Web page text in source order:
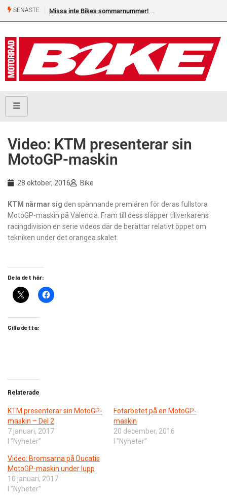
SENASTE Missa inte Bikes sommarnummer!
Video: KTM presenterar sin
MotoGP-maskin
28 oktober, 2016 Bike
KTM närmar sig den spännande premiären för deras fullstora
MotoGP-maskin på Valencia. Fram till dess släpper tillverkarens
racingdivision en serie videos där de berättar relativt öppet om
tekniken under det orangea skalet.
Dela det här:
Gilla detta:
Relaterade
KTM presenterar sin MotoGP-
maskin – Del 2
7 januari, 2017
I ”Nyheter”
Fotarbetet på en MotoGP-
maskin
20 december, 2016
I ”Nyheter”
Video: Bromsarna på Ducatis
MotoGP-maskin under lupp
10 januari, 2017
I ”Nyheter”